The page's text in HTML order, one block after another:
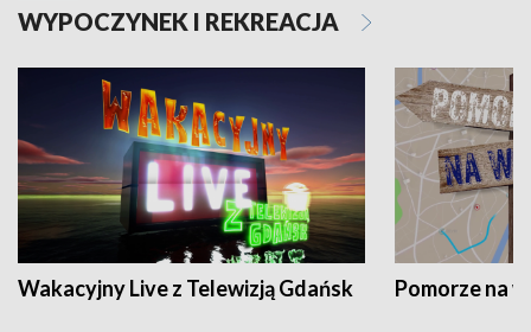
WYPOCZYNEK I REKREACJA
Wakacyjny Live z Telewizją Gdańsk Pomorze na